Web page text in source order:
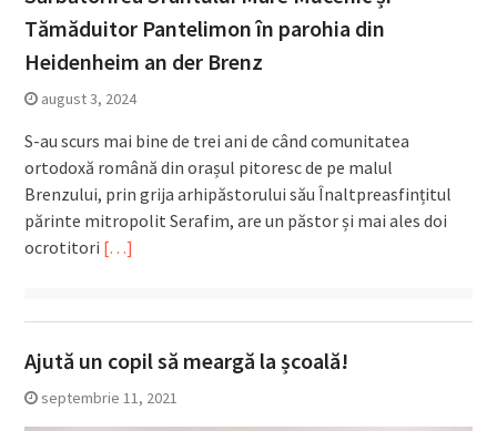
Tămăduitor Pantelimon în parohia din
Heidenheim an der Brenz
august 3, 2024
S-au scurs mai bine de trei ani de când comunitatea
ortodoxă română din orașul pitoresc de pe malul
Brenzului, prin grija arhipăstorului său Înaltpreasfințitul
părinte mitropolit Serafim, are un păstor și mai ales doi
ocrotitori […]
Ajută un copil să meargă la școală!
septembrie 11, 2021